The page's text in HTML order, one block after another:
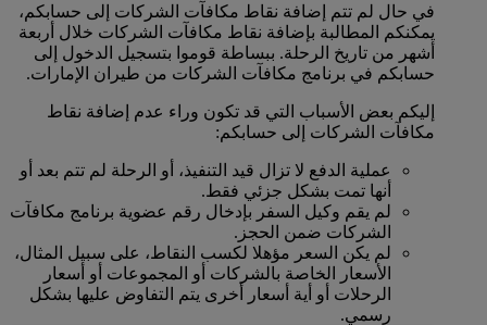
في حال لم تتم إضافة نقاط مكافآت الشركات إلى حسابكم،
يمكنكم المطالبة بإضافة نقاط مكافآت الشركات خلال أربعة
أشهر من تاريخ الرحلة. ببساطة قوموا بتسجيل الدخول إلى
حسابكم في برنامج مكافآت الشركات من طيران الإمارات.
إليكم بعض الأسباب التي قد تكون وراء عدم إضافة نقاط
مكافآت الشركات إلى حسابكم:
عملية الدفع لا تزال قيد التنفيذ، أو الرحلة لم تتم بعد أو
أنها تمت بشكل جزئي فقط.
لم يقم وكيل السفر بإدخال رقم عضوية برنامج مكافآت
الشركات ضمن الحجز.
لم يكن السعر مؤهلا لكسب النقاط، على سبيل المثال،
الأسعار الخاصة بالشركات أو المجموعات أو أسعار
الرحلات أو أية أسعار أخرى يتم التفاوض عليها بشكل
رسمي.